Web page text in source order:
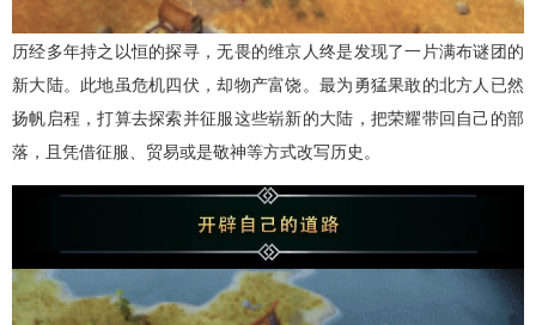
历经多年持之以恒的探寻，无畏的维京人终是发现了一片满布谜团的
新大陆。此地虽危机四伏，却物产富饶。最为勇猛果敢的北方人已然
扬帆启程，打算去探索并征服这些崭新的大陆，把荣耀带回自己的部
落，且凭借征服、贸易或是敬神等方式改写历史。